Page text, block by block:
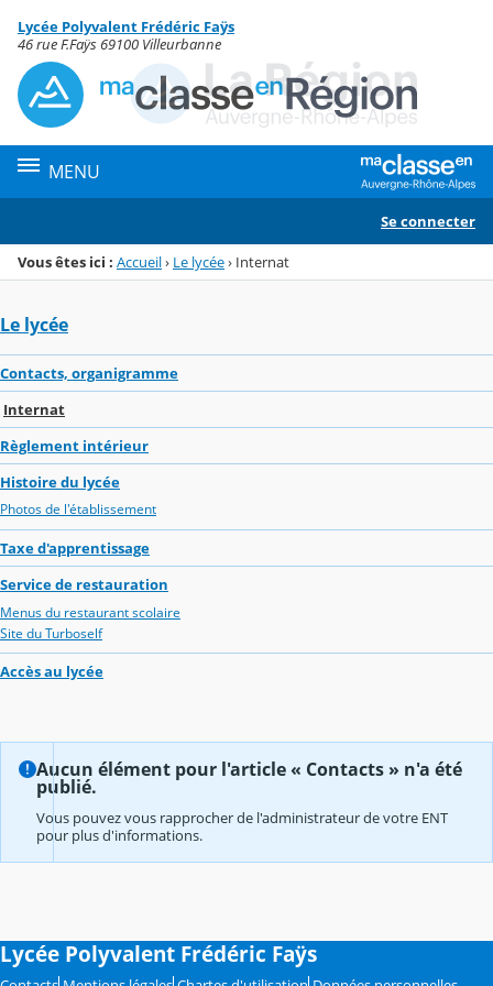
Menu de la rubrique
Contenu
Lycée Polyvalent Frédéric Faÿs
46 rue F.Faÿs 69100 Villeurbanne
MENU
Se connecter
Vous êtes ici : Accueil› Le lycée› Internat
Le lycée
Contacts, organigramme
Internat
Règlement intérieur
Histoire du lycée
Photos de l'établissement
Taxe d'apprentissage
Service de restauration
Menus du restaurant scolaire
Site du Turboself
Accès au lycée
Aucun élément pour l'article « Contacts » n'a été
publié.
Vous pouvez vous rapprocher de l'administrateur de votre ENT
pour plus d'informations.
Lycée Polyvalent Frédéric Faÿs